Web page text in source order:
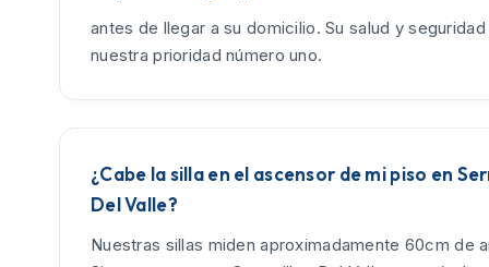
antes de llegar a su domicilio. Su salud y
nuestra prioridad número uno.
¿Cabe la silla en el ascensor de mi piso en
Del Valle?
Nuestras sillas miden aproximadamente 60cm de